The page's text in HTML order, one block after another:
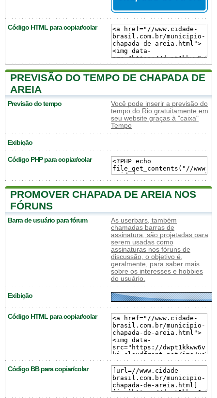
Código HTML para copiar/colar
PREVISÃO DO TEMPO DE CHAPADA DE
AREIA
Previsão do tempo
Você pode inserir a previsão do
tempo do Rio gratuitamente em
seu website graças à "caixa"
Tempo
Exibição
Código PHP para copiar/colar
PROMOVER CHAPADA DE AREIA NOS
FÓRUNS
Barra de usuário para fórum
As userbars, também
chamadas barras de
assinatura, são projetadas para
serem usadas como
assinaturas nos fóruns de
discussão, o objetivo é,
geralmente, para saber mais
sobre os interesses e hobbies
do usuário.
Exibição
Código HTML para copiar/colar
Código BB para copiar/colar